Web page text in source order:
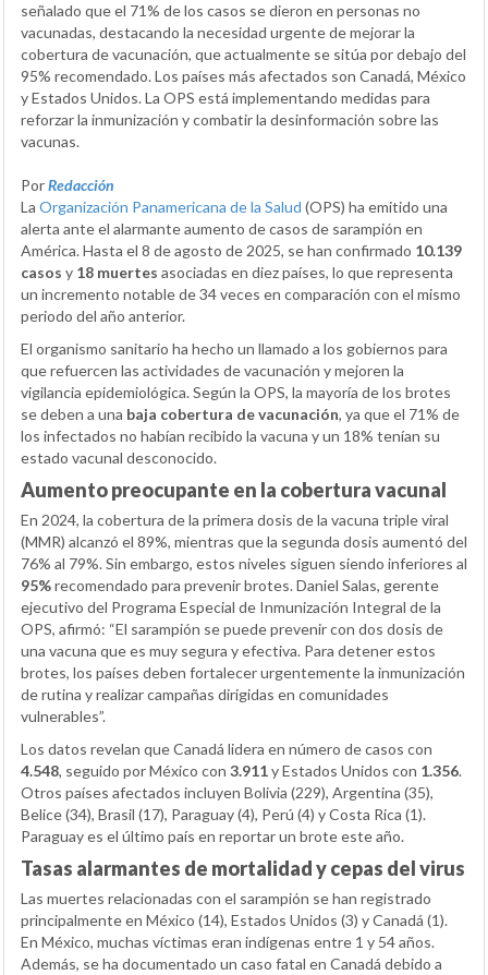
señalado que el 71% de los casos se dieron en personas no
vacunadas, destacando la necesidad urgente de mejorar la
cobertura de vacunación, que actualmente se sitúa por debajo del
95% recomendado. Los países más afectados son Canadá, México
y Estados Unidos. La OPS está implementando medidas para
reforzar la inmunización y combatir la desinformación sobre las
vacunas.
PorRedacción
La Organización Panamericana de la Salud (OPS) ha emitido una
alerta ante el alarmante aumento de casos de sarampión en
América. Hasta el 8 de agosto de 2025, se han confirmado 10.139
casos y 18 muertes asociadas en diez países, lo que representa
un incremento notable de 34 veces en comparación con el mismo
periodo del año anterior.
El organismo sanitario ha hecho un llamado a los gobiernos para
que refuercen las actividades de vacunación y mejoren la
vigilancia epidemiológica. Según la OPS, la mayoría de los brotes
se deben a una baja cobertura de vacunación, ya que el 71% de
los infectados no habían recibido la vacuna y un 18% tenían su
estado vacunal desconocido.
Aumento preocupante en la cobertura vacunal
En 2024, la cobertura de la primera dosis de la vacuna triple viral
(MMR) alcanzó el 89%, mientras que la segunda dosis aumentó del
76% al 79%. Sin embargo, estos niveles siguen siendo inferiores al
95%recomendado para prevenir brotes. Daniel Salas, gerente
ejecutivo del Programa Especial de Inmunización Integral de la
OPS, afirmó: “El sarampión se puede prevenir con dos dosis de
una vacuna que es muy segura y efectiva. Para detener estos
brotes, los países deben fortalecer urgentemente la inmunización
de rutina y realizar campañas dirigidas en comunidades
vulnerables”.
Los datos revelan que Canadá lidera en número de casos con
4.548, seguido por México con 3.911y Estados Unidos con 1.356.
Otros países afectados incluyen Bolivia (229), Argentina (35),
Belice (34), Brasil (17), Paraguay (4), Perú (4) y Costa Rica (1).
Paraguay es el último país en reportar un brote este año.
Tasas alarmantes de mortalidad y cepas del virus
Las muertes relacionadas con el sarampión se han registrado
principalmente en México (14), Estados Unidos (3) y Canadá (1).
En México, muchas víctimas eran indígenas entre 1 y 54 años.
Además, se ha documentado un caso fatal en Canadá debido a